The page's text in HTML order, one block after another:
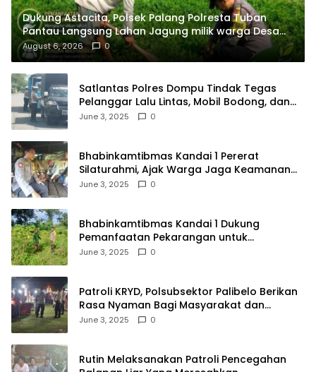
Dukung Astacita, Polsek Palang Polresta Tuban
Pantau Langsung Lahan Jagung milik warga Desa
Dawung
August 6, 2026 0
Satlantas Polres Dompu Tindak Tegas
Pelanggar Lalu Lintas, Mobil Bodong, dan
Kendaraan Tak Bayar Pajak
June 3, 2025 0
Bhabinkamtibmas Kandai 1 Pererat
Silaturahmi, Ajak Warga Jaga Keamanan
Lingkungan
June 3, 2025 0
Bhabinkamtibmas Kandai 1 Dukung
Pemanfaatan Pekarangan untuk
Ketahanan Pangan Menuju Indonesia Emas
June 3, 2025 0
Patroli KRYD, Polsubsektor Palibelo Berikan
Rasa Nyaman Bagi Masyarakat dan
Antisipasi Aksi Menjurus Premanisme
June 3, 2025 0
Rutin Melaksanakan Patroli Pencegahan